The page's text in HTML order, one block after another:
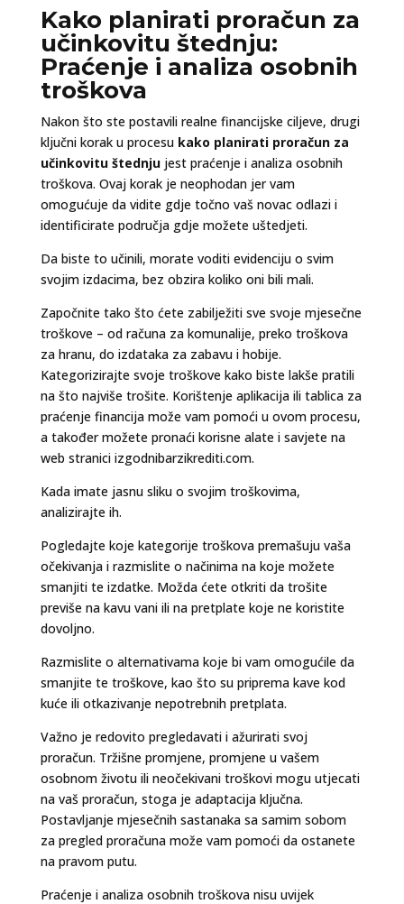
Kako planirati proračun za
učinkovitu štednju:
Praćenje i analiza osobnih
troškova
Nakon što ste postavili realne financijske ciljeve, drugi
ključni korak u procesu kako planirati proračun za
učinkovitu štednjujest praćenje i analiza osobnih
troškova. Ovaj korak je neophodan jer vam
omogućuje da vidite gdje točno vaš novac odlazi i
identificirate područja gdje možete uštedjeti.
Da biste to učinili, morate voditi evidenciju o svim
svojim izdacima, bez obzira koliko oni bili mali.
Započnite tako što ćete zabilježiti sve svoje mjesečne
troškove – od računa za komunalije, preko troškova
za hranu, do izdataka za zabavu i hobije.
Kategorizirajte svoje troškove kako biste lakše pratili
na što najviše trošite. Korištenje aplikacija ili tablica za
praćenje financija može vam pomoći u ovom procesu,
a također možete pronaći korisne alate i savjete na
web stranici izgodnibarzikrediti.com.
Kada imate jasnu sliku o svojim troškovima,
analizirajte ih.
Pogledajte koje kategorije troškova premašuju vaša
očekivanja i razmislite o načinima na koje možete
smanjiti te izdatke. Možda ćete otkriti da trošite
previše na kavu vani ili na pretplate koje ne koristite
dovoljno.
Razmislite o alternativama koje bi vam omogućile da
smanjite te troškove, kao što su priprema kave kod
kuće ili otkazivanje nepotrebnih pretplata.
Važno je redovito pregledavati i ažurirati svoj
proračun. Tržišne promjene, promjene u vašem
osobnom životu ili neočekivani troškovi mogu utjecati
na vaš proračun, stoga je adaptacija ključna.
Postavljanje mjesečnih sastanaka sa samim sobom
za pregled proračuna može vam pomoći da ostanete
na pravom putu.
Praćenje i analiza osobnih troškova nisu uvijek